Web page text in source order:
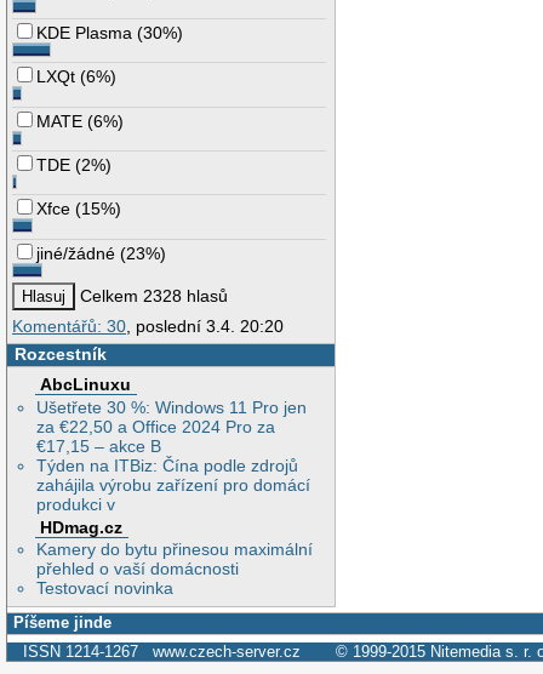
KDE Plasma (30%)
LXQt (6%)
MATE (6%)
TDE (2%)
Xfce (15%)
jiné/žádné (23%)
Celkem 2328 hlasů
Komentářů: 30, poslední 3.4. 20:20
Rozcestník
AbcLinuxu
Ušetřete 30 %: Windows 11 Pro jen
za €22,50 a Office 2024 Pro za
€17,15 – akce B
Týden na ITBiz: Čína podle zdrojů
zahájila výrobu zařízení pro domácí
produkci v
HDmag.cz
Kamery do bytu přinesou maximální
přehled o vaší domácnosti
Testovací novinka
Píšeme jinde
ISSN 1214-1267 www.czech-server.cz © 1999-2015 Nitemedia s. r.